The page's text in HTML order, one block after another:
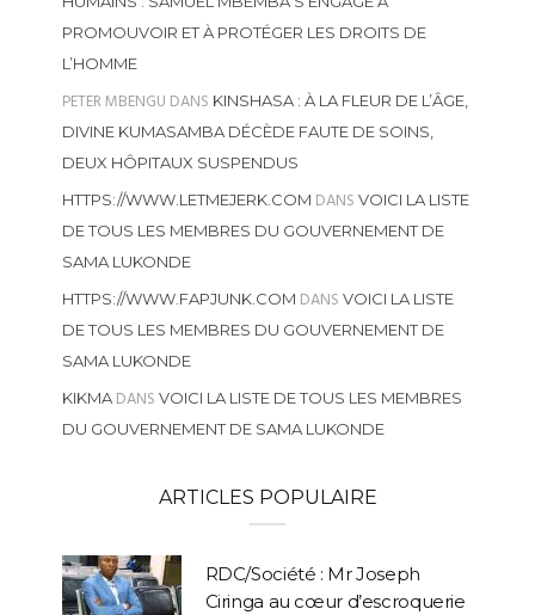
PROMOUVOIR ET À PROTÉGER LES DROITS DE
L’HOMME
PETER MBENGU DANS KINSHASA : À LA FLEUR DE L’ÂGE,
DIVINE KUMASAMBA DÉCÈDE FAUTE DE SOINS,
DEUX HÔPITAUX SUSPENDUS
HTTPS://WWW.LETMEJERK.COM DANS VOICI LA LISTE
DE TOUS LES MEMBRES DU GOUVERNEMENT DE
SAMA LUKONDE
HTTPS://WWW.FAPJUNK.COM DANS VOICI LA LISTE
DE TOUS LES MEMBRES DU GOUVERNEMENT DE
SAMA LUKONDE
KIKMADANS VOICI LA LISTE DE TOUS LES MEMBRES
DU GOUVERNEMENT DE SAMA LUKONDE
ARTICLES POPULAIRE
RDC/Société : Mr Joseph
Ciringa au cœur d’escroquerie